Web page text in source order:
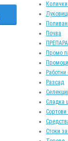
Почва
Промо
Разсад
Сладка
Стоки